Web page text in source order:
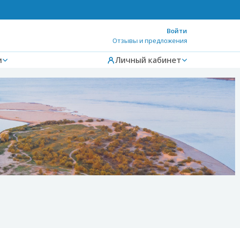
Войти
Отзывы и предложения
Личный кабинет